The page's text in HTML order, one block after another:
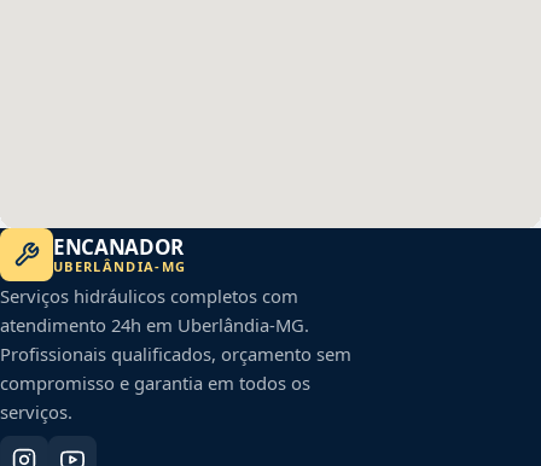
ENCANADOR
UBERLÂNDIA- MG
Serviços hidráulicos completos com
atendimento 24h em Uberlândia-MG.
Profissionais qualificados, orçamento sem
compromisso e garantia em todos os
serviços.